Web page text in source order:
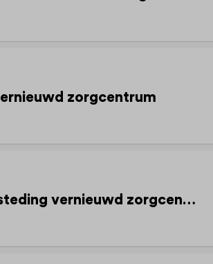
zorgcentrum
Medewerker dagbesteding vernieuwd zorgcentrum